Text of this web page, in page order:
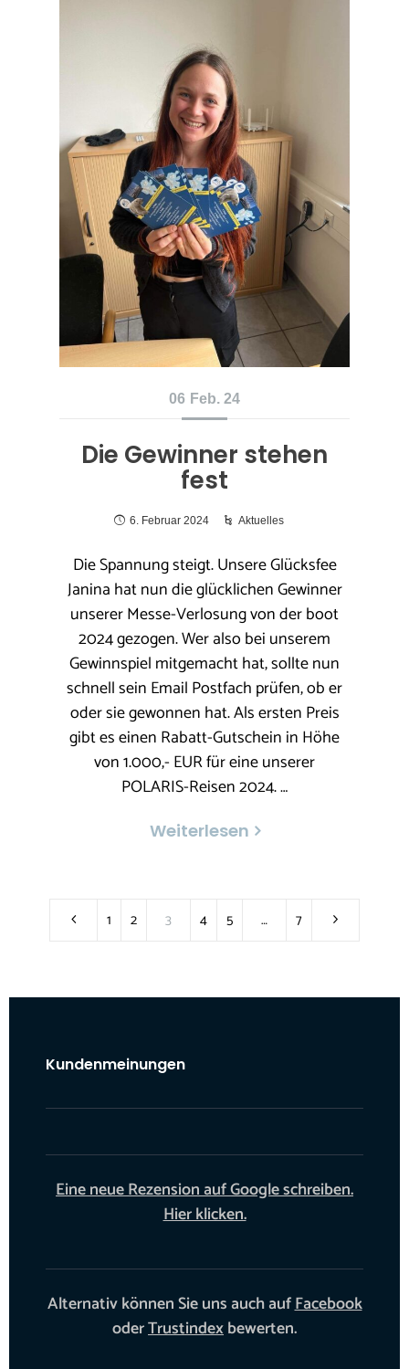
06 Feb. 24
Die Gewinner stehen
fest
6. Februar 2024 Aktuelles
Die Spannung steigt. Unsere Glücksfee
Janina hat nun die glücklichen Gewinner
unserer Messe-Verlosung von der boot
2024 gezogen. Wer also bei unserem
Gewinnspiel mitgemacht hat, sollte nun
schnell sein Email Postfach prüfen, ob er
oder sie gewonnen hat. Als ersten Preis
gibt es einen Rabatt-Gutschein in Höhe
von 1.000,- EUR für eine unserer
POLARIS-Reisen 2024. …
Weiterlesen
1 2 3 4 5 … 7
Kundenmeinungen
Eine neue Rezension auf Google schreiben.
Hier klicken.
Alternativ können Sie uns auch aufFacebook
oderTrustindexbewerten.